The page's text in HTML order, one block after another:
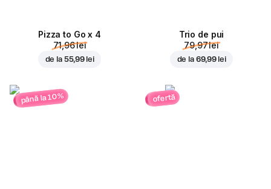
Pizza to Go x 4
71,96 lei
de la 55,99 lei
Trio de pui
79,97 lei
de la 69,99 lei
până la 10% ofertă